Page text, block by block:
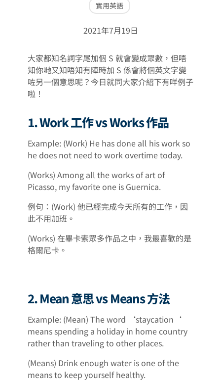
實用英語
2021年7月19日
大家都知名詞字尾加個 S 就會變成眾數，但唔
知你哋又知唔知有陣時加 S 係會將個英文字變
咗另一個意思呢？今日就同大家介紹下有咩例子
啦！
1. Work 工作 vs Works 作品
Example: (Work) He has done all his work so
he does not need to work overtime today.
(Works) Among all the works of art of
Picasso, my favorite one is Guernica.
例句：(Work) 他已經完成今天所有的工作，因
此不用加班。
(Works) 在畢卡索眾多作品之中，我最喜歡的是
格爾尼卡。
2. Mean 意思 vs Means 方法
Example: (Mean) The word ‘staycation‘
means spending a holiday in home country
rather than traveling to other places.
(Means) Drink enough water is one of the
means to keep yourself healthy.